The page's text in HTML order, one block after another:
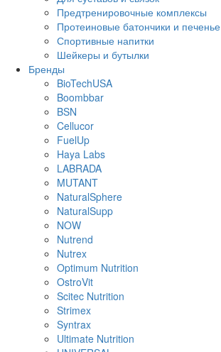
Предтренировочные комплексы
Протеиновые батончики и печенье
Спортивные напитки
Шейкеры и бутылки
Бренды
BioTechUSA
Boombbar
BSN
Cellucor
FuelUp
Haya Labs
LABRADA
MUTANT
NaturalSphere
NaturalSupp
NOW
Nutrend
Nutrex
Optimum Nutrition
OstroVit
Scitec Nutrition
Strimex
Syntrax
Ultimate Nutrition